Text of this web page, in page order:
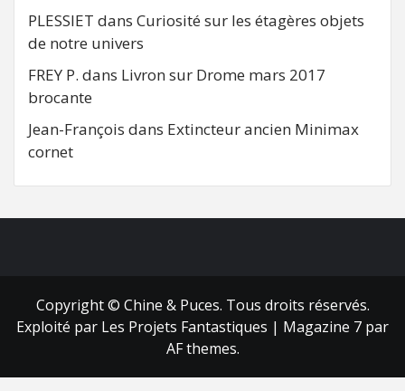
PLESSIET dans Curiosité sur les étagères objets
de notre univers
FREY P. dans Livron sur Drome mars 2017
brocante
Jean-François dans Extincteur ancien Minimax
cornet
Copyright © Chine & Puces. Tous droits réservés.
Exploité par Les Projets Fantastiques | Magazine 7 par
AF themes.